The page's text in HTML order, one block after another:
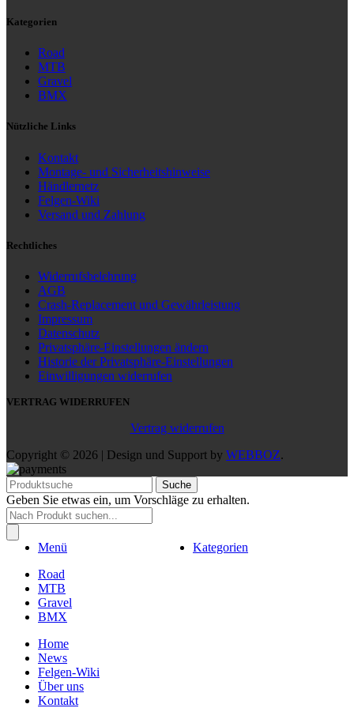
Kategorien
Road
MTB
Gravel
BMX
Nützliche Links
Kontakt
Montage- und Sicherheitshinweise
Händlernetz
Felgen-Wiki
Versand und Zahlung
Rechtliches
Widerrufsbelehrung
AGB
Crash-Replacement und Gewährleistung
Impressum
Datenschutz
Privatsphäre-Einstellungen ändern
Historie der Privatsphäre-Einstellungen
Einwilligungen widerrufen
VERTRAG WIDERRUFEN
Vertrag widerrufen
Copyright © 2026 | Design und Support by WEBBOZ.
Suche
Geben Sie etwas ein, um Vorschläge zu erhalten.
Products
search
Menü
Kategorien
Road
MTB
Gravel
BMX
Home
News
Felgen-Wiki
Über uns
Kontakt